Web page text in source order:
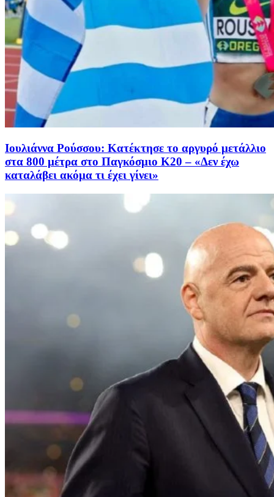
Ιουλιάννα Ρούσσου: Κατέκτησε το αργυρό μετάλλιο
στα 800 μέτρα στο Παγκόσμιο Κ20 – «Δεν έχω
καταλάβει ακόμα τι έχει γίνει»